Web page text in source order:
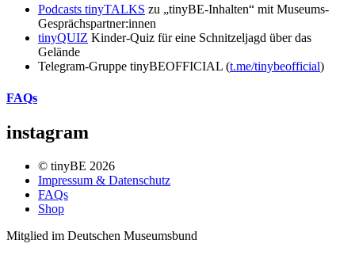
Podcasts tinyTALKS zu „tinyBE-Inhalten“ mit Museums-
Gesprächspartner:innen
tinyQUIZ Kinder-Quiz für eine Schnitzeljagd über das
Gelände
Telegram-Gruppe tinyBEOFFICIAL (t.me/tinybeofficial)
FAQs
instagram
© tinyBE 2026
Impressum & Datenschutz
FAQs
Shop
Mitglied im Deutschen Museumsbund